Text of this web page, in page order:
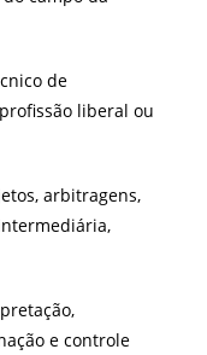
de
liberal ou
arbitragens,
e controle